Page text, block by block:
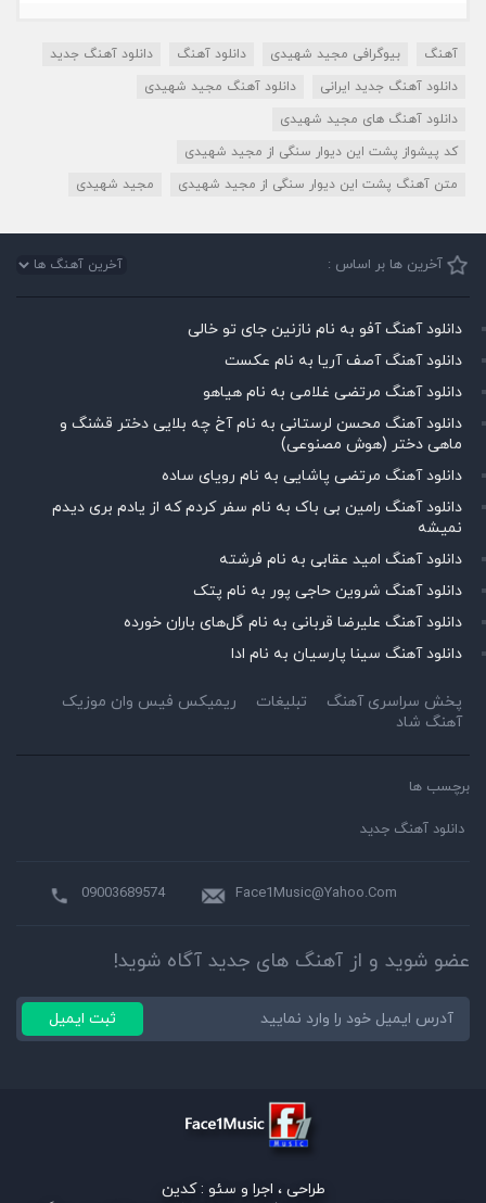
آهنگ بیوگرافی مجید شهیدی دانلود آهنگ
دانلود آهنگ جدید
دانلود آهنگ جدید ایرانی
دانلود آهنگ مجید شهیدی
دانلود آهنگ های مجید شهیدی
کد پیشواز پشت این دیوار سنگی از مجید شهیدی
متن آهنگ پشت این دیوار سنگی از مجید شهیدی
مجید شهیدی
آخرین ها بر اساس :
دانلود آهنگ آفو به نام نازنین جای تو خالی
دانلود آهنگ آصف آریا به نام عکست
دانلود آهنگ مرتضی غلامی به نام هیاهو
دانلود آهنگ محسن لرستانی به نام آخ چه بلایی دختر قشنگ و
ماهی دختر (هوش مصنوعی)
دانلود آهنگ مرتضی پاشایی به نام رویای ساده
دانلود آهنگ رامین بی باک به نام سفر کردم که از یادم بری دیدم
نمیشه
دانلود آهنگ امید عقابی به نام فرشته
دانلود آهنگ شروین حاجی پور به نام پتک
دانلود آهنگ علیرضا قربانی به نام گل‌های باران خورده
دانلود آهنگ سینا پارسیان به نام ادا
پخش سراسری آهنگ تبلیغات
ریمیکس فیس وان موزیک
آهنگ شاد
برچسب ها
دانلود آهنگ جدید
Face1Music@Yahoo.Com
09003689574
عضو شوید و از آهنگ های جدید آگاه شوید!
ثبت ایمیل
طراحی ، اجرا و سئو :کدین